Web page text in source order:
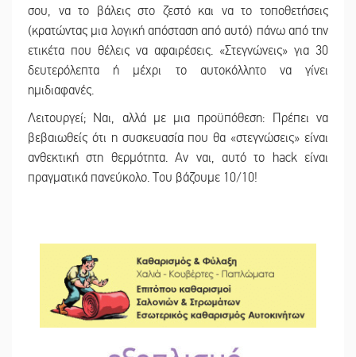
σου, να το βάλεις στο ζεστό και να το τοποθετήσεις
(κρατώντας μια λογική απόσταση από αυτό) πάνω από την
ετικέτα που θέλεις να αφαιρέσεις. «Στεγνώνεις» για 30
δευτερόλεπτα ή μέχρι το αυτοκόλλητο να γίνει
ημιδιαφανές.
Λειτουργεί; Ναι, αλλά με μια προϋπόθεση: Πρέπει να
βεβαιωθείς ότι η συσκευασία που θα «στεγνώσεις» είναι
ανθεκτική στη θερμότητα. Αν ναι, αυτό το hack είναι
πραγματικά πανεύκολο. Του βάζουμε 10/10!